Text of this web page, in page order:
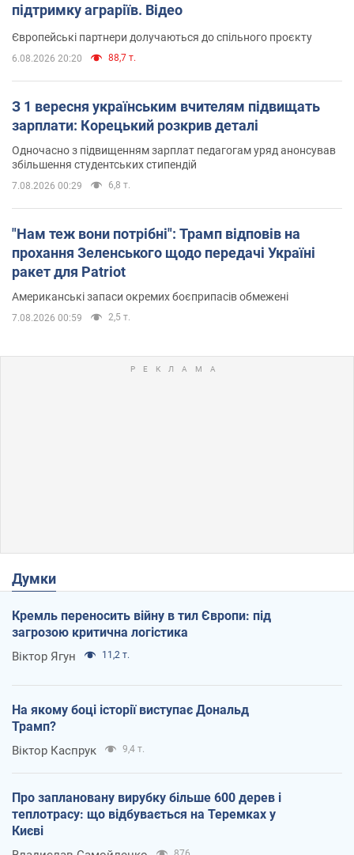
підтримку аграріїв. Відео
Європейські партнери долучаються до спільного проєкту
6.08.2026 20:20 88,7 т.
З 1 вересня українським вчителям підвищать
зарплати: Корецький розкрив деталі
Одночасно з підвищенням зарплат педагогам уряд анонсував
збільшення студентських стипендій
7.08.2026 00:29 6,8 т.
"Нам теж вони потрібні": Трамп відповів на
прохання Зеленського щодо передачі Україні
ракет для Patriot
Американські запаси окремих боєприпасів обмежені
7.08.2026 00:59 2,5 т.
Думки
Кремль переносить війну в тил Європи: під
загрозою критична логістика
Віктор Ягун 11,2 т.
На якому боці історії виступає Дональд
Трамп?
Віктор Каспрук 9,4 т.
Про заплановану вирубку більше 600 дерев і
теплотрасу: що відбувається на Теремках у
Києві